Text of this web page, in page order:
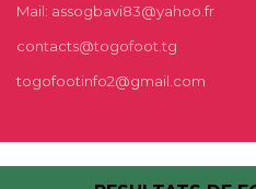
Mail: assogbavi83@yahoo.fr
contacts@togofoot.tg
togofootinfo2@gmail.com